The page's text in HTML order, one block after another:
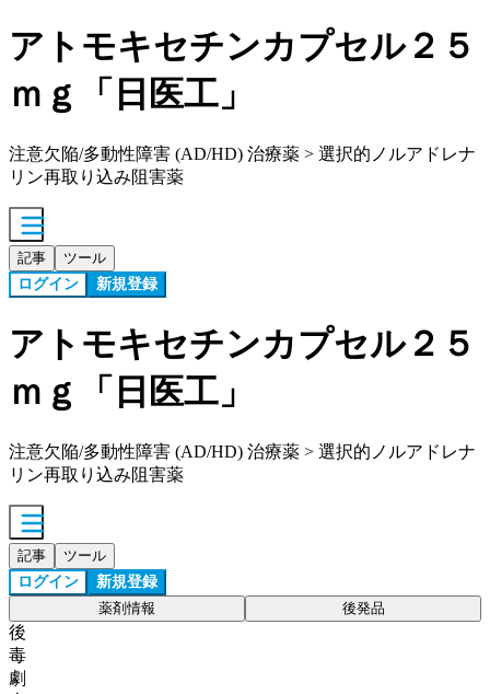
アトモキセチンカプセル２５
ｍｇ「日医工」
注意欠陥/多動性障害 (AD/HD) 治療薬 > 選択的ノルアドレナ
リン再取り込み阻害薬
記事 ツール
ログイン 新規登録
アトモキセチンカプセル２５
ｍｇ「日医工」
注意欠陥/多動性障害 (AD/HD) 治療薬 > 選択的ノルアドレナ
リン再取り込み阻害薬
記事 ツール
ログイン 新規登録
薬剤情報 後発品
後
毒
劇